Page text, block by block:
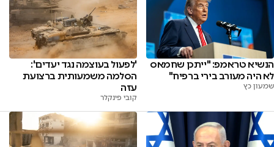
הנשיא טראמפ: "ייתכן שחמאס
לא היה מעורב בירי ברפיח"
שמעון כץ
'לפעול בעוצמה נגד יעדים':
הסלמה משמעותית ברצועת
עזה
קובי פינקלר